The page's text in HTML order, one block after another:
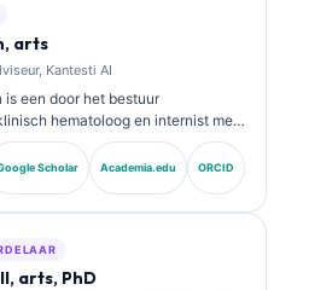
arts
Kantesti AI
is een door het bestuur
hematoloog en internist met
ervaring in
en door AI ondersteunde
Als Chief Medical Officer bij
heeft uitgebreid gepubliceerd over
en
Scholar Academia.edu ORCID
arts, PhD